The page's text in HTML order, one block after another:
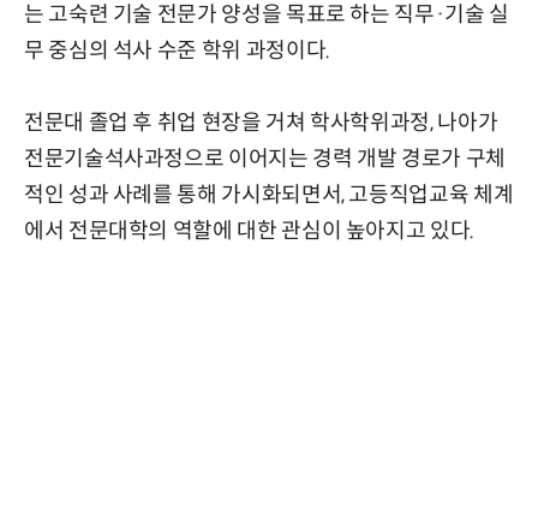
는 고숙련 기술 전문가 양성을 목표로 하는 직무·기술 실
무 중심의 석사 수준 학위 과정이다.
전문대 졸업 후 취업 현장을 거쳐 학사학위과정, 나아가
전문기술석사과정으로 이어지는 경력 개발 경로가 구체
적인 성과 사례를 통해 가시화되면서, 고등직업교육 체계
에서 전문대학의 역할에 대한 관심이 높아지고 있다.